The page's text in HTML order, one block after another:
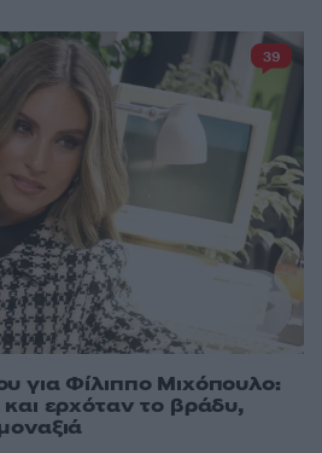
για Φίλιππο Μιχόπουλο:
ερχόταν το βράδυ,
39